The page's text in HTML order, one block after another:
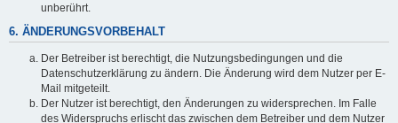
unberührt.
6. ÄNDERUNGSVORBEHALT
Der Betreiber ist berechtigt, die Nutzungsbedingungen und die
Datenschutzerklärung zu ändern. Die Änderung wird dem Nutzer per E-
Mail mitgeteilt.
Der Nutzer ist berechtigt, den Änderungen zu widersprechen. Im Falle
des Widerspruchs erlischt das zwischen dem Betreiber und dem Nutzer